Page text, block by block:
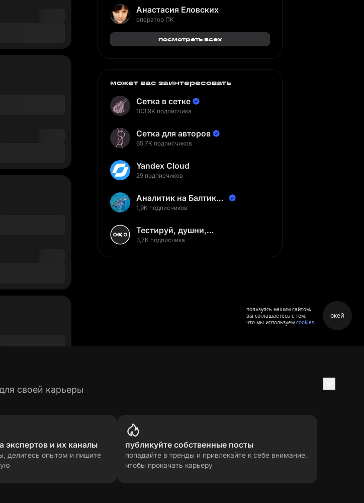
Анастасия Еловских
оператор ПК
посмотреть всех
может вас заинтересовать
Сетка в сетке
103,9K подписчика
Сетка для авторов
65,7K подписчиков
Yandex Cloud
29 подписчиков
Аналитик на Балтике |
Неверов Станислав
1,9K подписчиков
Тестируй, душни,
наслаждайся
3,7K подписчика
своей карьеры
экспертов и их каналы
делитесь опытом и пишите
публикуйте собственные посты
попадайте в тренды и привлекайте к себе внимание,
чтобы прокачать карьеру
пользуясь нашим сайтом,
вы соглашаетесь с тем,
что мы используем cookies
окей